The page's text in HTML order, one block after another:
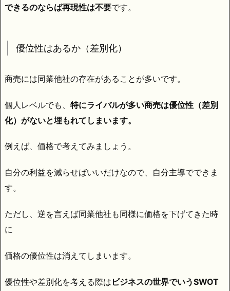
できるのならば再現性は不要です。
優位性はあるか（差別化）
商売には同業他社の存在があることが多いです。
個人レベルでも、 特にライバルが多い商売は優位性（差別
化）がないと埋もれてしまいます。
例えば、価格で考えてみましょう。
自分の利益を減らせばいいだけなので、自分主導でできま
す。
ただし、逆を言えば同業他社も同様に価格を下げてきた時
に
価格の優位性は消えてしまいます。
優位性や差別化を考える際は ビジネスの世界でいうSWOT